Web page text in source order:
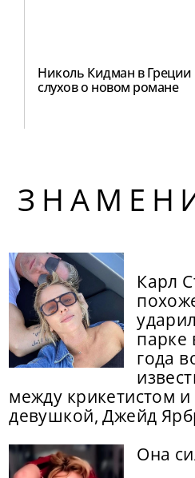
Николь Кидман в Греции
слухов о новом романе
Карл
парке
года
между крикетистом
девушкой, Джейд
Она